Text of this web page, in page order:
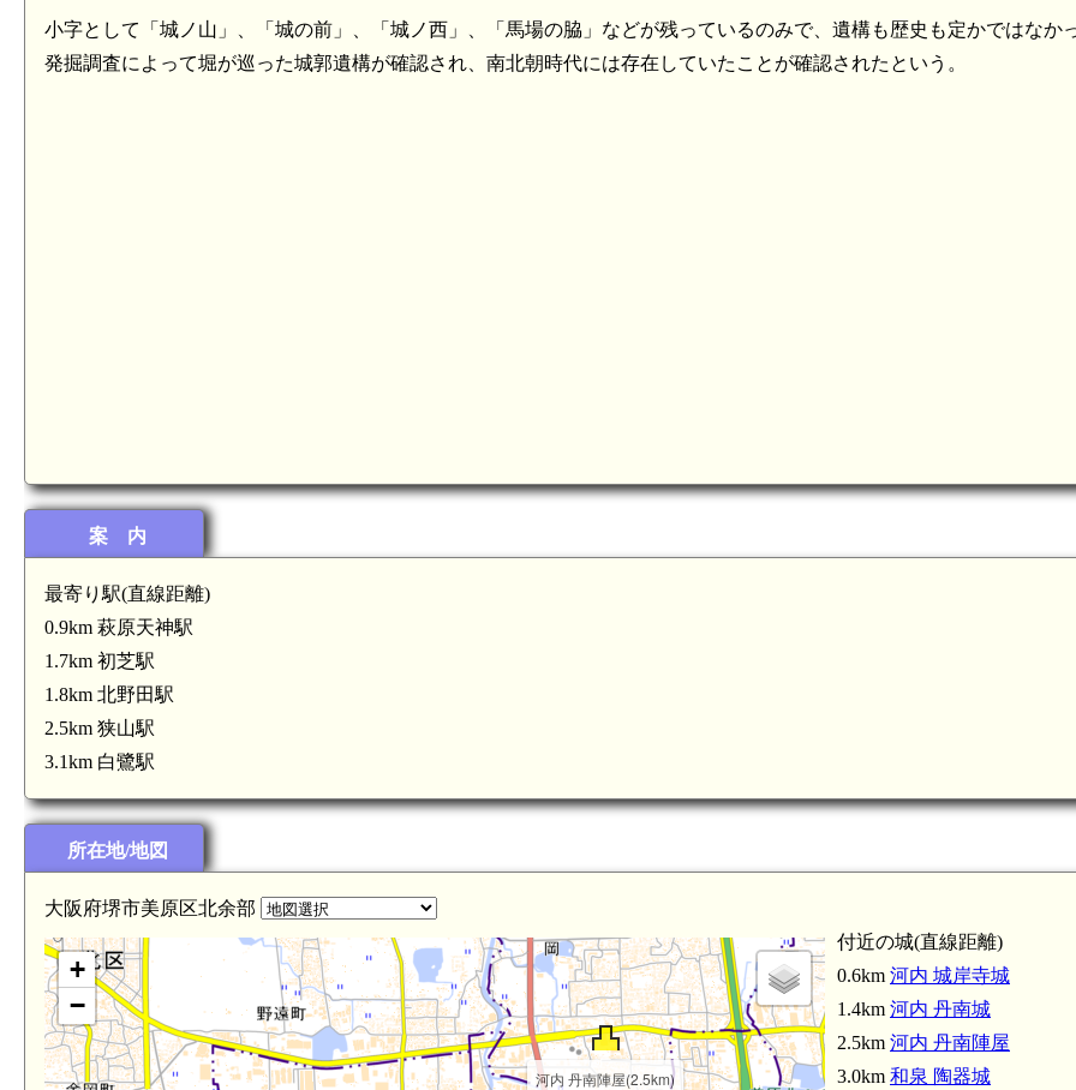
小字として「城ノ山」、「城の前」、「城ノ西」、「馬場の脇」などが残っているのみで、遺構も歴史も定かではなか
発掘調査によって堀が巡った城郭遺構が確認され、南北朝時代には存在していたことが確認されたという。
案 内
最寄り駅(直線距離)
0.9km 萩原天神駅
1.7km 初芝駅
1.8km 北野田駅
2.5km 狭山駅
3.1km 白鷺駅
所在地/地図
大阪府堺市美原区北余部
河内 丹南陣屋(2.5km)
+
−
付近の城(直線距離)
0.6km 河内 城岸寺城
1.4km 河内 丹南城
2.5km 河内 丹南陣屋
3.0km 和泉 陶器城